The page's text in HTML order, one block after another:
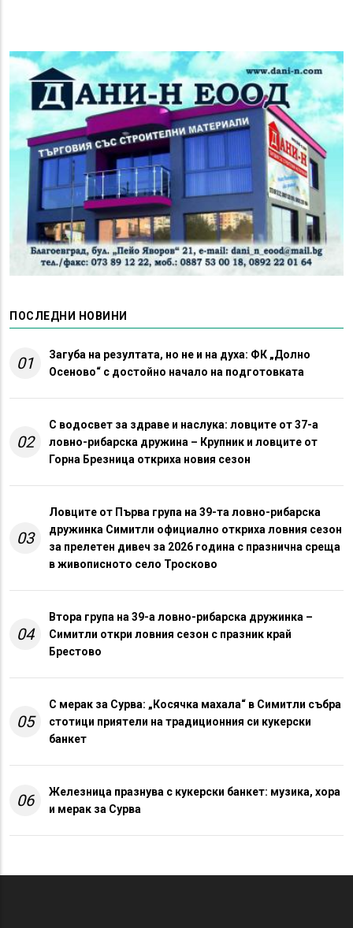
ПОСЛЕДНИ НОВИНИ
01
Загуба на резултата, но не и на духа: ФК „Долно
Осеново“ с достойно начало на подготовката
02
С водосвет за здраве и наслука: ловците от 37-а
ловно-рибарска дружина – Крупник и ловците от
Горна Брезница откриха новия сезон
03
Ловците от Първа група на 39-та ловно-рибарска
дружинка Симитли официално откриха ловния сезон
за прелетен дивеч за 2026 година с празнична среща
в живописното село Тросково
04
Втора група на 39-а ловно-рибарска дружинка –
Симитли откри ловния сезон с празник край
Брестово
05
С мерак за Сурва: „Косячка махала“ в Симитли събра
стотици приятели на традиционния си кукерски
банкет
06
Железница празнува с кукерски банкет: музика, хора
и мерак за Сурва